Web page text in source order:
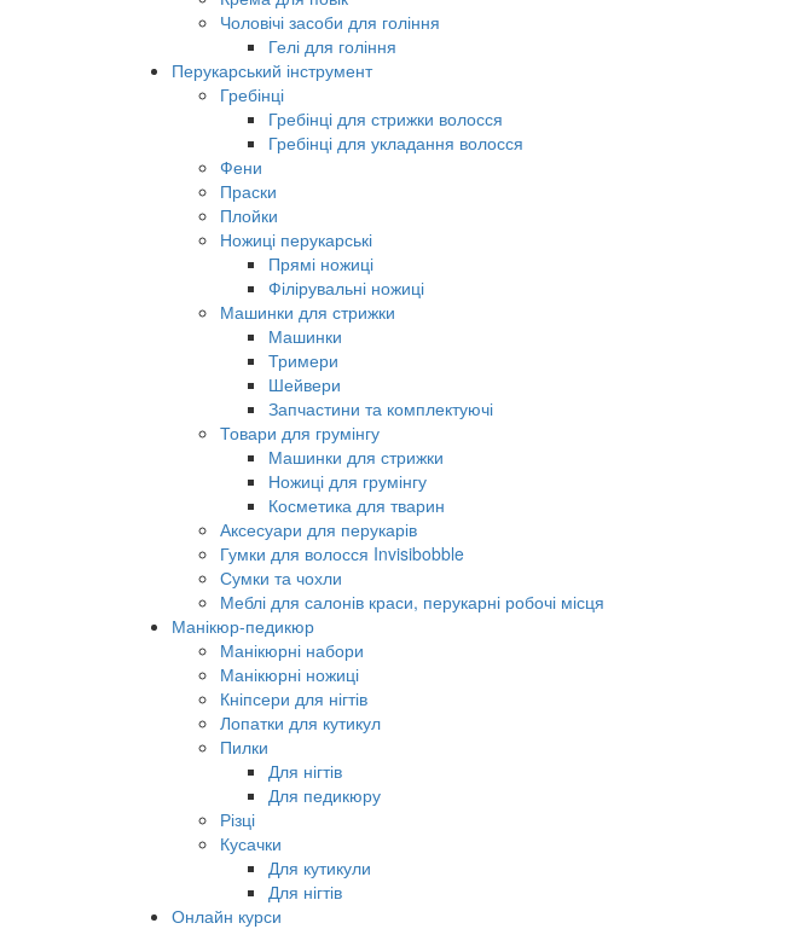
Чоловічі засоби для гоління
Гелі для гоління
Перукарський інструмент
Гребінці
Гребінці для стрижки волосся
Гребінці для укладання волосся
Фени
Праски
Плойки
Ножиці перукарські
Прямі ножиці
Філірувальні ножиці
Машинки для стрижки
Машинки
Тримери
Шейвери
Запчастини та комплектуючі
Товари для грумінгу
Машинки для стрижки
Ножиці для грумінгу
Косметика для тварин
Аксесуари для перукарів
Гумки для волосся Invisibobble
Сумки та чохли
Меблі для салонів краси, перукарні робочі місця
Манікюр-педикюр
Манікюрні набори
Манікюрні ножиці
Кніпсери для нігтів
Лопатки для кутикул
Пилки
Для нігтів
Для педикюру
Різці
Кусачки
Для кутикули
Для нігтів
Онлайн курси